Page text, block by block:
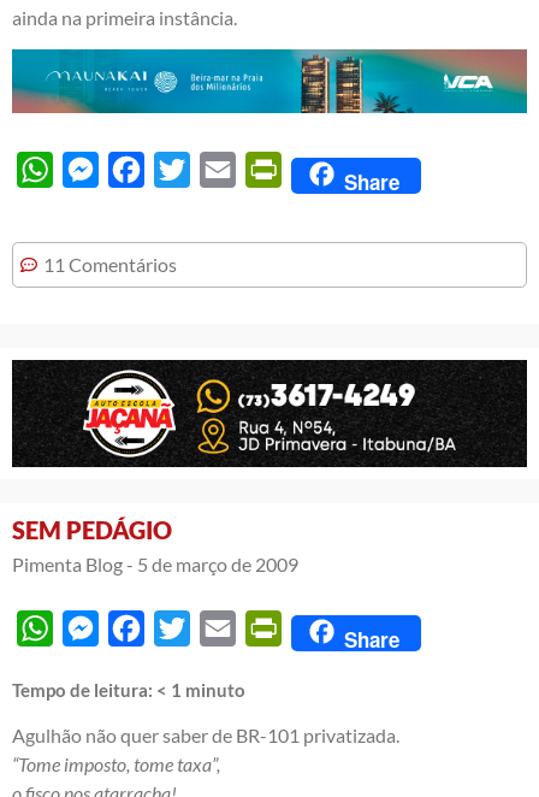
ainda na primeira instância.
WhatsAppMessengerFacebook
Twitter Email PrintFriendly
Share
11 Comentários
SEM PEDÁGIO
Pimenta Blog - 5 de março de 2009
WhatsAppMessengerFacebook
Twitter Email PrintFriendly
Share
Tempo de leitura: < 1 minuto
Agulhão não quer saber de BR-101 privatizada.
“Tome imposto, tome taxa”,
o fisco nos atarracha!…